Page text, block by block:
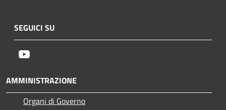
SEGUICI SU
AMMINISTRAZIONE
Organi di Governo